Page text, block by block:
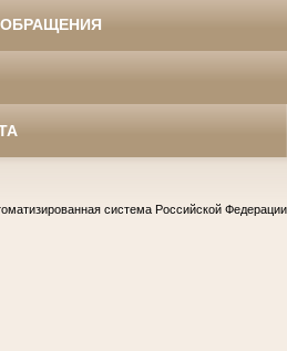
система Российской